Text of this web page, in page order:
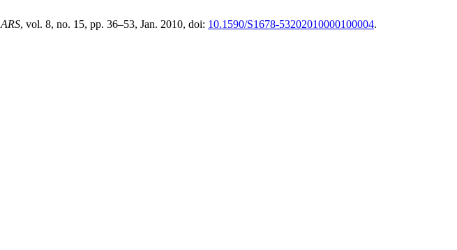
ARS, vol. 8, no. 15, pp. 36–53, Jan. 2010, doi: 10.1590/S1678-53202010000100004.